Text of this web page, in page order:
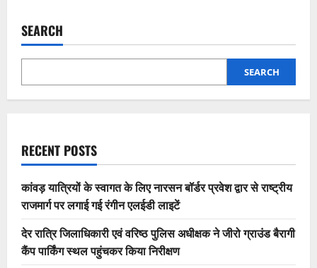
SEARCH
SEARCH
RECENT POSTS
कांवड़ यात्रियों के स्वागत के लिए नारसन बॉर्डर प्रवेश द्वार से राष्ट्रीय
राजमार्ग पर लगाई गई रंगीन एलईडी लाइटें
देर रात्रि जिलाधिकारी एवं वरिष्ठ पुलिस अधीक्षक ने जीरो ग्राउंड बैरागी
कैंप पार्किंग स्थल पहुंचकर किया निरीक्षण